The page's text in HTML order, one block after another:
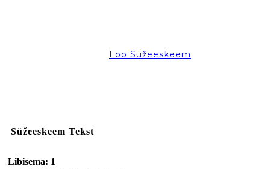
Loo Süžeeskeem
Süžeeskeem Tekst
Libisema: 1